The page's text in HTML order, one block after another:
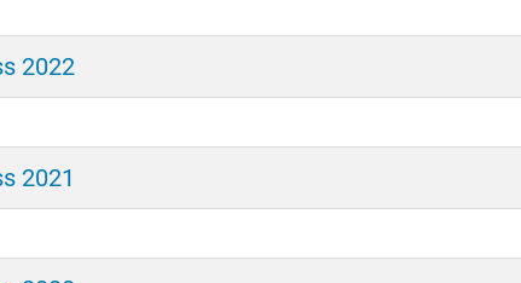
2022
2021